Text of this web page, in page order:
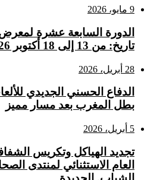
9 مايو، 2026
الدورة السابعة عشرة
تاريخ: من 13 إلى 18 أكتوبر 2026
28 أبريل، 2026
الدفاع الحسني الجديدي
بطل المغرب بعد مسار مميز
5 أبريل، 2026
تجديد الهياكل وتكريس
العام الاستثنائي لمنتدى